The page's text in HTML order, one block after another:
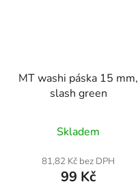
MT washi páska 15 mm,
slash green
Skladem
81,82 Kč bez DPH
99 Kč